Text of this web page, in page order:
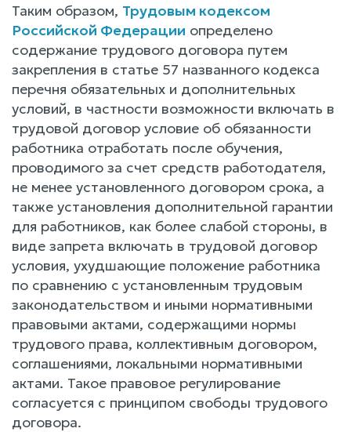
Таким образом, Трудовым кодексом
Российской Федерации определено
содержание трудового договора путем
закрепления в статье 57 названного кодекса
перечня обязательных и дополнительных
условий, в частности возможности включать в
трудовой договор условие об обязанности
работника отработать после обучения,
проводимого за счет средств работодателя,
не менее установленного договором срока, а
также установления дополнительной гарантии
для работников, как более слабой стороны, в
виде запрета включать в трудовой договор
условия, ухудшающие положение работника
по сравнению с установленным трудовым
законодательством и иными нормативными
правовыми актами, содержащими нормы
трудового права, коллективным договором,
соглашениями, локальными нормативными
актами. Такое правовое регулирование
согласуется с принципом свободы трудового
договора.